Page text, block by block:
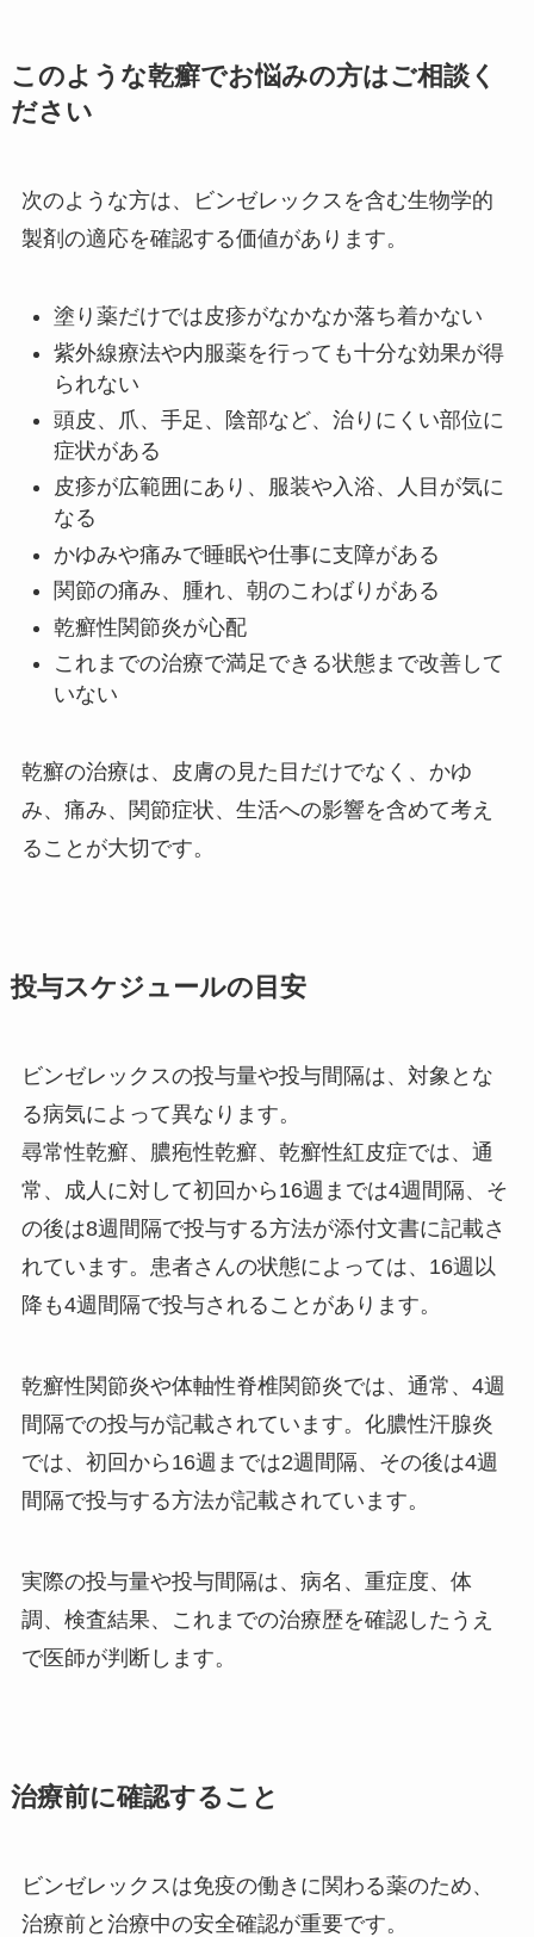
このような乾癬でお悩みの方はご相談く
ださい
次のような方は、ビンゼレックスを含む生物学的
製剤の適応を確認する価値があります。
塗り薬だけでは皮疹がなかなか落ち着かない
紫外線療法や内服薬を行っても十分な効果が得
られない
頭皮、爪、手足、陰部など、治りにくい部位に
症状がある
皮疹が広範囲にあり、服装や入浴、人目が気に
なる
かゆみや痛みで睡眠や仕事に支障がある
関節の痛み、腫れ、朝のこわばりがある
乾癬性関節炎が心配
これまでの治療で満足できる状態まで改善して
いない
乾癬の治療は、皮膚の見た目だけでなく、かゆ
み、痛み、関節症状、生活への影響を含めて考え
ることが大切です。
投与スケジュールの目安
ビンゼレックスの投与量や投与間隔は、対象とな
る病気によって異なります。
尋常性乾癬、膿疱性乾癬、乾癬性紅皮症では、通
常、成人に対して初回から16週までは4週間隔、そ
の後は8週間隔で投与する方法が添付文書に記載さ
れています。患者さんの状態によっては、16週以
降も4週間隔で投与されることがあります。
乾癬性関節炎や体軸性脊椎関節炎では、通常、4週
間隔での投与が記載されています。化膿性汗腺炎
では、初回から16週までは2週間隔、その後は4週
間隔で投与する方法が記載されています。
実際の投与量や投与間隔は、病名、重症度、体
調、検査結果、これまでの治療歴を確認したうえ
で医師が判断します。
治療前に確認すること
ビンゼレックスは免疫の働きに関わる薬のため、
治療前と治療中の安全確認が重要です。